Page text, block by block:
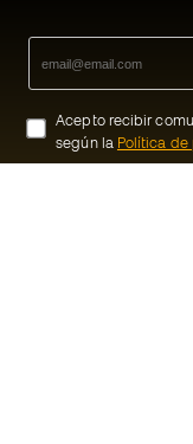
Acepto recibir
según la Política